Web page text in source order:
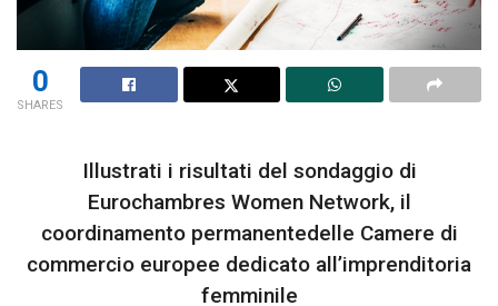
0
SHARES
Illustrati i risultati del sondaggio di
Eurochambres Women Network, il
coordinamento permanentedelle Camere di
commercio europee dedicato all’imprenditoria
femminile